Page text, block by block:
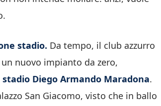
stadio. Da tempo, il club azzurro
nuovo impianto da zero,
stadio Diego Armando Maradona.
San Giacomo, visto che in ballo